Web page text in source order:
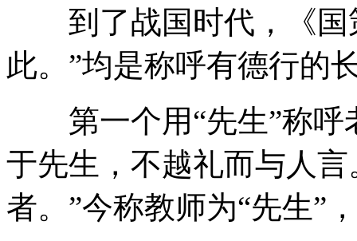
到了战国时代，《国
此。”均是称呼有德行的
第一个用“先生”称呼
于先生，不越礼而与人
者。”今称教师为“先生”